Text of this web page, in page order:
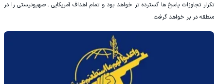
تکرار تجاوزات پاسخ ها گسترده تر خواهد بود و تمام اهداف آمریکایی ـ صهیونیستی را در
منطقه در بر خواهد گرفت.